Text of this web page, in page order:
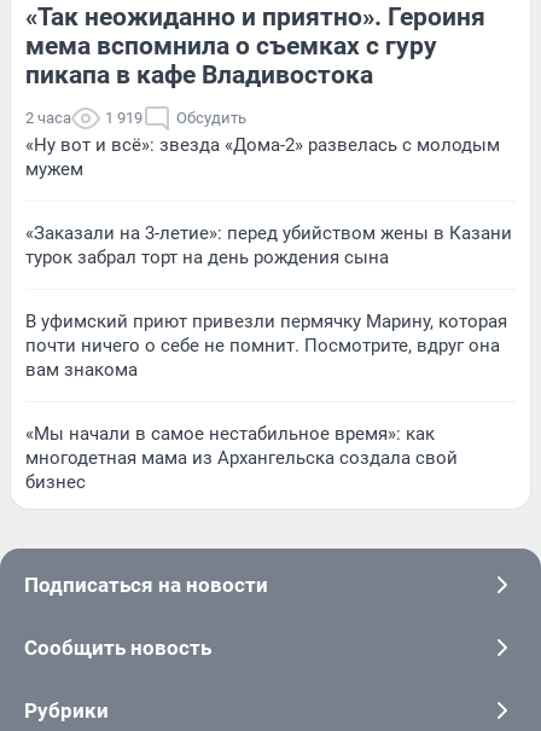
«Так неожиданно и приятно». Героиня
мема вспомнила о съемках с гуру
пикапа в кафе Владивостока
2 часа 1 919 Обсудить
«Ну вот и всё»: звезда «Дома-2» развелась с молодым
мужем
«Заказали на 3-летие»: перед убийством жены в Казани
турок забрал торт на день рождения сына
В уфимский приют привезли пермячку Марину, которая
почти ничего о себе не помнит. Посмотрите, вдруг она
вам знакома
«Мы начали в самое нестабильное время»: как
многодетная мама из Архангельска создала свой
бизнес
Подписаться на новости
Сообщить новость
Рубрики